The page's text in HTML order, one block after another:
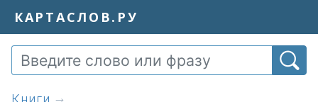
КАРТАСЛОВ.РУ
книги